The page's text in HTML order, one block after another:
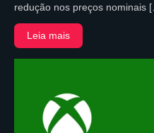
redução nos preços nominais
Leia mais